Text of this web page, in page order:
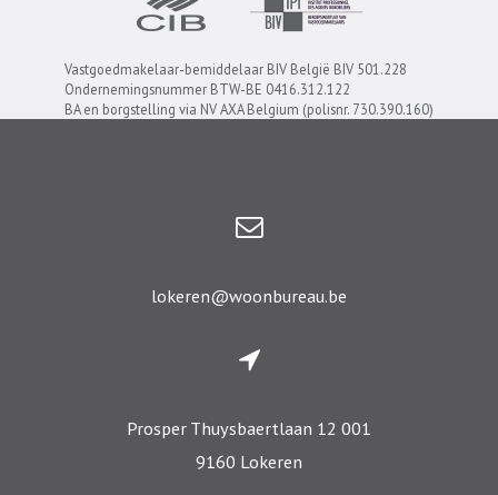
Vastgoedmakelaar-bemiddelaar BIV België BIV 501.228
Ondernemingsnummer BTW-BE 0416.312.122
BA en borgstelling via NV AXA Belgium (polisnr. 730.390.160)
lokeren@woonbureau.be
Prosper Thuysbaertlaan 12 001
9160 Lokeren